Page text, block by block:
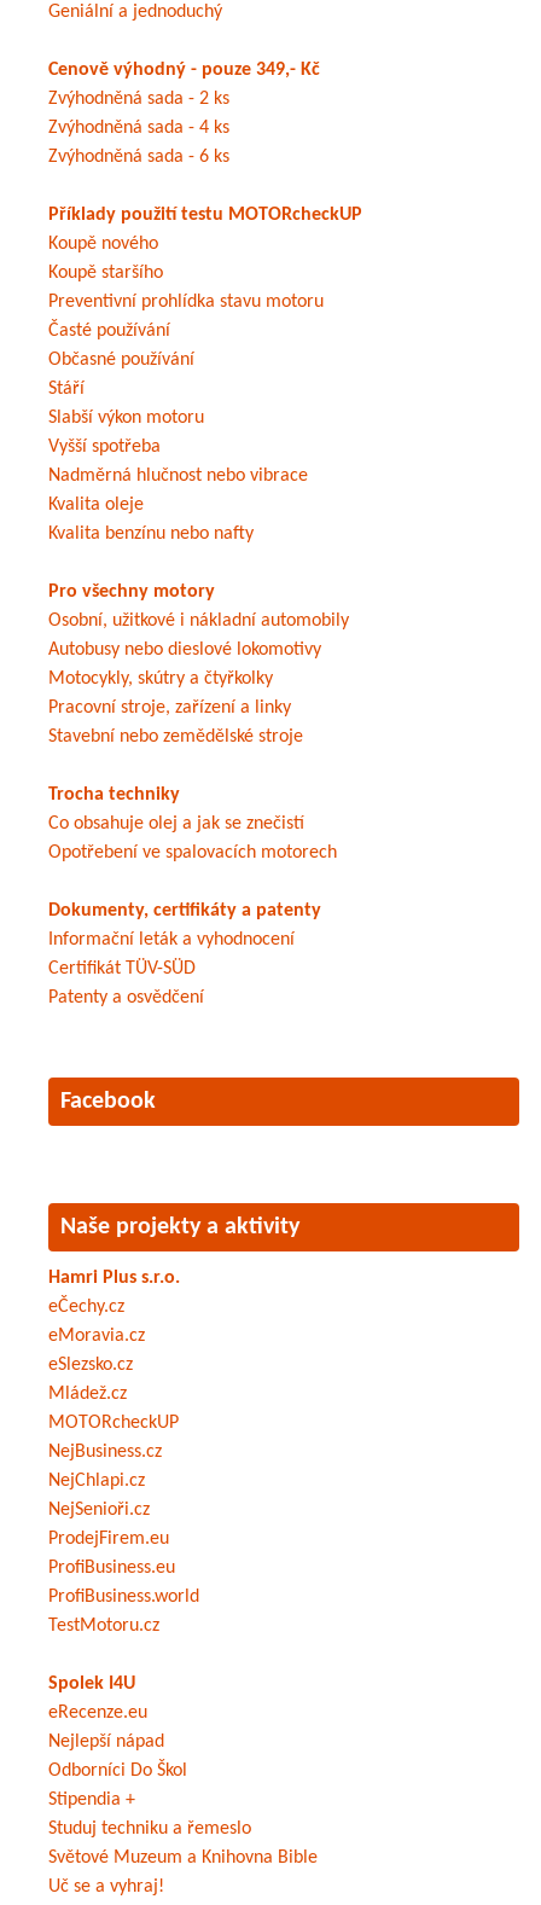
Geniální a jednoduchý
Cenově výhodný - pouze 349,- Kč
Zvýhodněná sada - 2 ks
Zvýhodněná sada - 4 ks
Zvýhodněná sada - 6 ks
Příklady použití testu MOTORcheckUP
Koupě nového
Koupě staršího
Preventivní prohlídka stavu motoru
Časté používání
Občasné používání
Stáří
Slabší výkon motoru
Vyšší spotřeba
Nadměrná hlučnost nebo vibrace
Kvalita oleje
Kvalita benzínu nebo nafty
Pro všechny motory
Osobní, užitkové i nákladní automobily
Autobusy nebo dieslové lokomotivy
Motocykly, skútry a čtyřkolky
Pracovní stroje, zařízení a linky
Stavební nebo zemědělské stroje
Trocha techniky
Co obsahuje olej a jak se znečistí
Opotřebení ve spalovacích motorech
Dokumenty, certifikáty a patenty
Informační leták a vyhodnocení
Certifikát TÜV-SÜD
Patenty a osvědčení
Facebook
Naše projekty a aktivity
Hamri Plus s.r.o.
eČechy.cz
eMoravia.cz
eSlezsko.cz
Mládež.cz
MOTORcheckUP
NejBusiness.cz
NejChlapi.cz
NejSenioři.cz
ProdejFirem.eu
ProfiBusiness.eu
ProfiBusiness.world
TestMotoru.cz
Spolek I4U
eRecenze.eu
Nejlepší nápad
Odborníci Do Škol
Stipendia +
Studuj techniku a řemeslo
Světové Muzeum a Knihovna Bible
Uč se a vyhraj!